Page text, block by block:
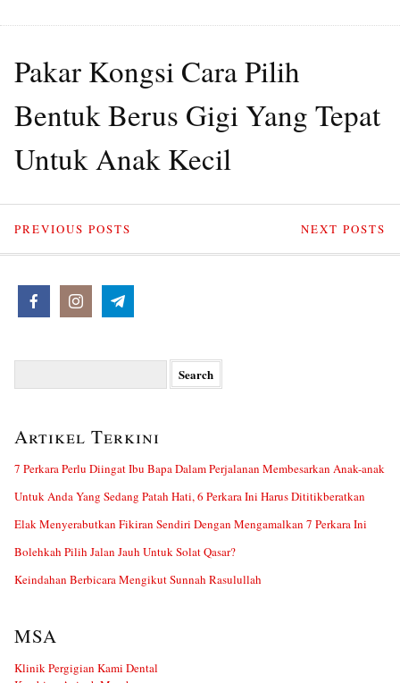
Pakar Kongsi Cara Pilih
Bentuk Berus Gigi Yang Tepat
Untuk Anak Kecil
NEXT POSTS
PREVIOUS POSTS
Artikel Terkini
7 Perkara Perlu Diingat Ibu Bapa Dalam Perjalanan Membesarkan Anak-anak
Untuk Anda Yang Sedang Patah Hati, 6 Perkara Ini Harus Dititikberatkan
Elak Menyerabutkan Fikiran Sendiri Dengan Mengamalkan 7 Perkara Ini
Bolehkah Pilih Jalan Jauh Untuk Solat Qasar?
Keindahan Berbicara Mengikut Sunnah Rasulullah
MSA
Klinik Pergigian Kami Dental